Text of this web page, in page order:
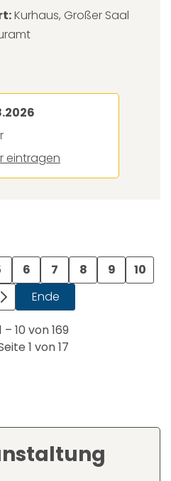
Kurhaus, Großer Saal
eintragen
6 7 8 9
10
Ende
10 von 169
1 von 17